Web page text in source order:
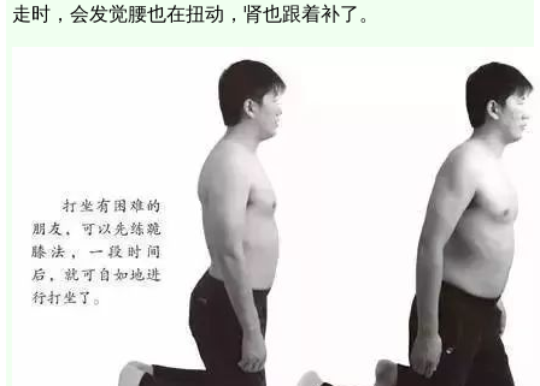
走时，会发觉腰也在扭动，肾也跟着补了。